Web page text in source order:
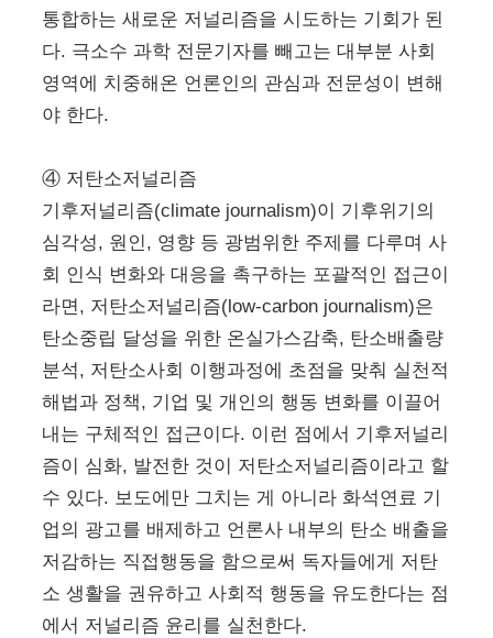
통합하는 새로운 저널리즘을 시도하는 기회가 된
다. 극소수 과학 전문기자를 빼고는 대부분 사회
영역에 치중해온 언론인의 관심과 전문성이 변해
야 한다.
④ 저탄소저널리즘
기후저널리즘(climate journalism)이 기후위기의
심각성, 원인, 영향 등 광범위한 주제를 다루며 사
회 인식 변화와 대응을 촉구하는 포괄적인 접근이
라면, 저탄소저널리즘(low-carbon journalism)은
탄소중립 달성을 위한 온실가스감축, 탄소배출량
분석, 저탄소사회 이행과정에 초점을 맞춰 실천적
해법과 정책, 기업 및 개인의 행동 변화를 이끌어
내는 구체적인 접근이다. 이런 점에서 기후저널리
즘이 심화, 발전한 것이 저탄소저널리즘이라고 할
수 있다. 보도에만 그치는 게 아니라 화석연료 기
업의 광고를 배제하고 언론사 내부의 탄소 배출을
저감하는 직접행동을 함으로써 독자들에게 저탄
소 생활을 권유하고 사회적 행동을 유도한다는 점
에서 저널리즘 윤리를 실천한다.